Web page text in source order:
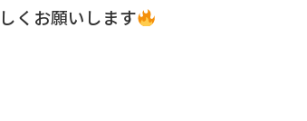
くお願いします